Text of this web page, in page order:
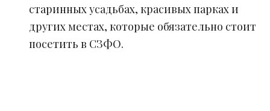
старинных усадьбах, красивых парках и
других местах, которые обязательно стоит
посетить в СЗФО.